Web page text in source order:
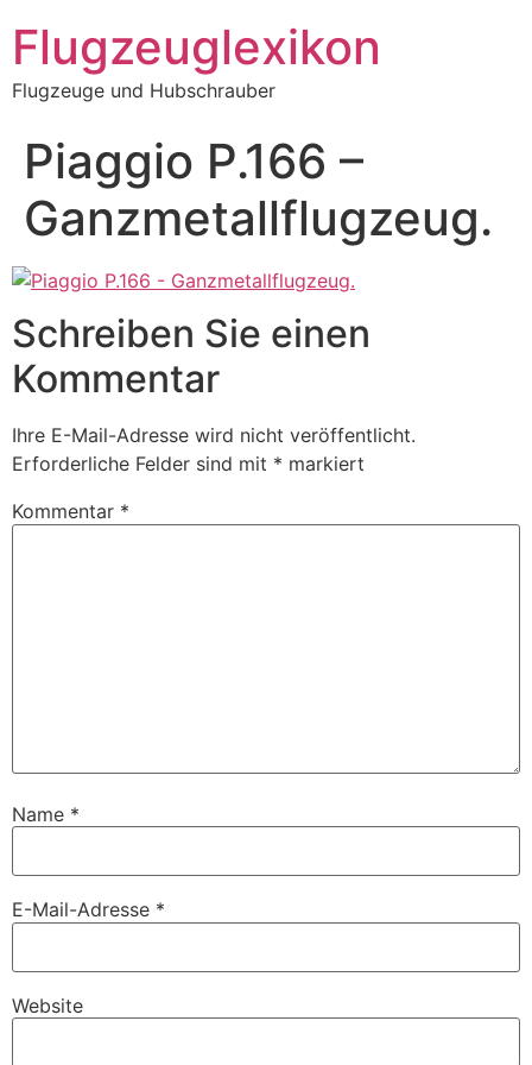
Inhalt
springen
Flugzeuglexikon
Flugzeuge und Hubschrauber
Piaggio P.166 –
Ganzmetallflugzeug.
Schreiben Sie einen
Kommentar
Ihre E-Mail-Adresse wird nicht veröffentlicht.
Erforderliche Felder sind mit * markiert
Kommentar *
Name *
E-Mail-Adresse *
Website